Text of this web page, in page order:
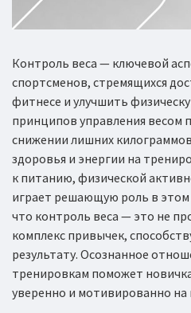
Контроль веса — ключевой
спортсменов, стремящихся
фитнесе и улучшить
принципов управления весом
снижении лишних
здоровья и энергии на
к питанию, физической
играет решающую роль в
что контроль веса — это не
комплекс привычек,
результату. Осознанное
тренировкам поможет
уверенно и мотивированно на